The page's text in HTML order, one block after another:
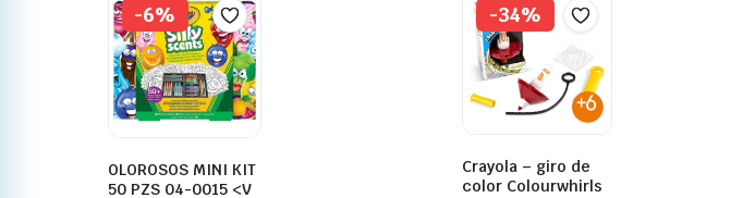
-6%
OLOROSOS MINI KIT
50 PZS 04-0015 <V
-34%
Crayola – giro de
color Colourwhirls